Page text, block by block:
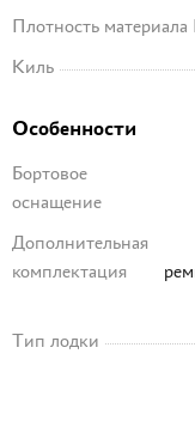
Плотность
Киль
Особенности
Бортовое
оснащение
Дополнительная
комплектация
Тип лодки